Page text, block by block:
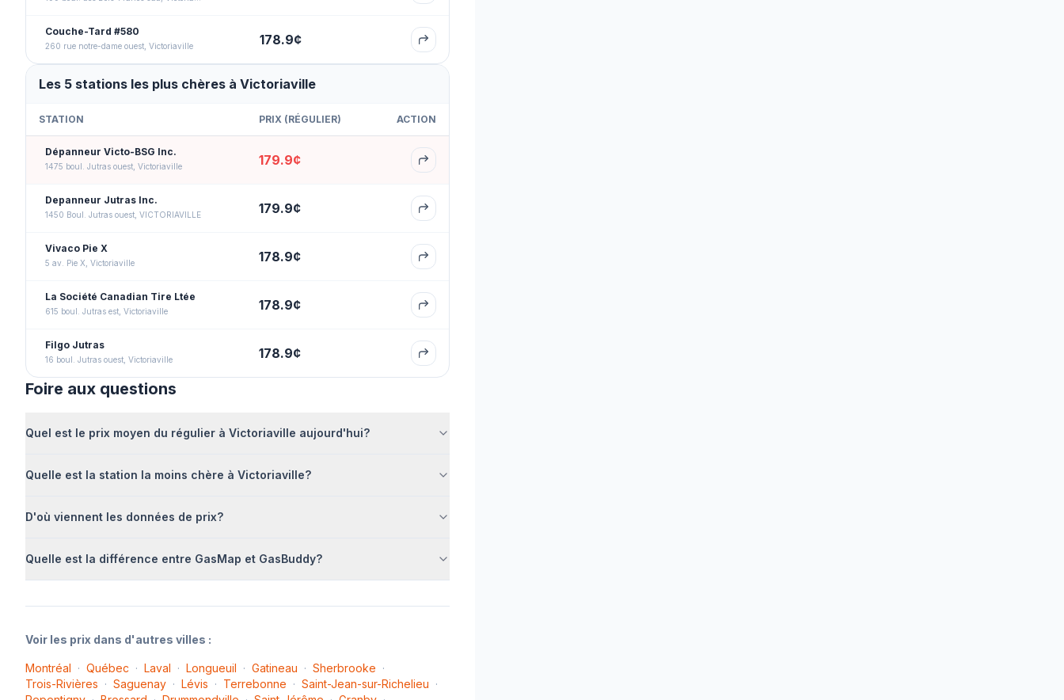
Couche-Tard #580
260 rue notre-dame ouest, Victoriaville 178.9¢
Les 5 stations les plus chères à Victoriaville
STATION PRIX (RÉGULIER) ACTION
Dépanneur Victo-BSG Inc.
1475 boul. Jutras ouest, Victoriaville 179.9¢
Depanneur Jutras Inc.
1450 Boul. Jutras ouest, VICTORIAVILLE 179.9¢
Vivaco Pie X
5 av. Pie X, Victoriaville 178.9¢
La Société Canadian Tire Ltée
615 boul. Jutras est, Victoriaville 178.9¢
Filgo Jutras
16 boul. Jutras ouest, Victoriaville 178.9¢
Foire aux questions
Quel est le prix moyen du régulier à Victoriaville aujourd'hui?
Quelle est la station la moins chère à Victoriaville?
D'où viennent les données de prix?
Quelle est la différence entre GasMap et GasBuddy?
Voir les prix dans d'autres villes :
Montréal · Québec · Laval · Longueuil · Gatineau · Sherbrooke ·
Trois-Rivières · Saguenay · Lévis · Terrebonne · Saint-Jean-sur-Richelieu ·